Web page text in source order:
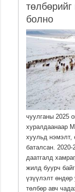
болно
чуулганы 2025
хуралдаанаар
хуульд нэмэлт,
баталсан.
даатгалд
жилд буурч
үзүүлэлт
төлбөр авч